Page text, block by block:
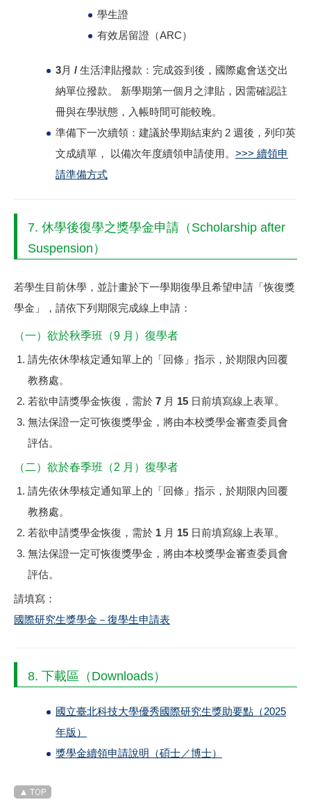
學生證
有效居留證（ARC）
3月 / 生活津貼撥款： 完成簽到後，國際處會送交出
納單位撥款。 新學期第一個月之津貼，因需確認註
冊與在學狀態，入帳時間可能較晚。
準備下一次續領： 建議於學期結束約 2 週後，列印英
文成績單， 以備次年度續領申請使用。 >>> 續領申
請準備方式
7. 休學後復學之獎學金申請（Scholarship after
Suspension）
若學生目前休學，並計畫於下一學期復學且希望申請「恢復獎
學金」，請依下列期限完成線上申請：
（一）欲於秋季班（9 月）復學者
請先依休學核定通知單上的「回條」指示，於期限內回覆
教務處。
若欲申請獎學金恢復，需於 7 月 15 日前填寫線上表單。
無法保證一定可恢復獎學金，將由本校獎學金審查委員會
評估。
（二）欲於春季班（2 月）復學者
請先依休學核定通知單上的「回條」指示，於期限內回覆
教務處。
若欲申請獎學金恢復，需於 1 月 15 日前填寫線上表單。
無法保證一定可恢復獎學金，將由本校獎學金審查委員會
評估。
請填寫：
國際研究生獎學金－復學生申請表
8. 下載區（Downloads）
國立臺北科技大學優秀國際研究生獎助要點（2025
年版）
獎學金續領申請說明（碩士／博士）